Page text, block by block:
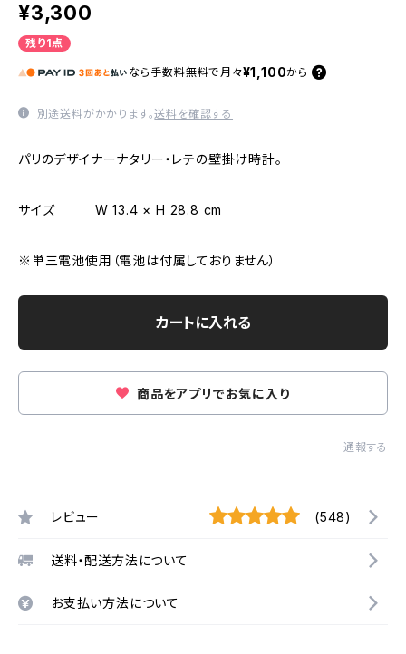
¥3,300
残り1点
なら 手数料無料で 月々¥1,100から
別途送料がかかります。送料を確認する
パリのデザイナーナタリー・レテの壁掛け時計。
サイズ W 13.4 × H 28.8 cm
※単三電池使用（電池は付属しておりません）
カートに入れる
商品をアプリでお気に入り
通報する
レビュー (548)
送料・配送方法について
お支払い方法について